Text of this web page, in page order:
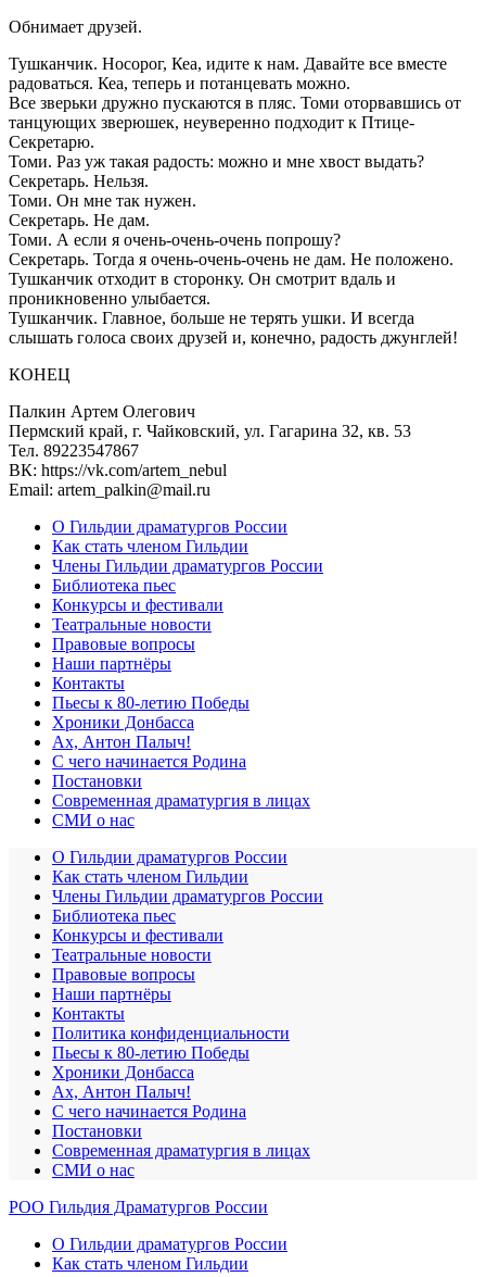
Обнимает друзей.
Тушканчик. Носорог, Кеа, идите к нам. Давайте все вместе
радоваться. Кеа, теперь и потанцевать можно.
Все зверьки дружно пускаются в пляс. Томи оторвавшись от
танцующих зверюшек, неуверенно подходит к Птице-
Секретарю.
Томи. Раз уж такая радость: можно и мне хвост выдать?
Секретарь. Нельзя.
Томи. Он мне так нужен.
Секретарь. Не дам.
Томи. А если я очень-очень-очень попрошу?
Секретарь. Тогда я очень-очень-очень не дам. Не положено.
Тушканчик отходит в сторонку. Он смотрит вдаль и
проникновенно улыбается.
Тушканчик. Главное, больше не терять ушки. И всегда
слышать голоса своих друзей и, конечно, радость джунглей!
КОНЕЦ
Палкин Артем Олегович
Пермский край, г. Чайковский, ул. Гагарина 32, кв. 53
Тел. 89223547867
ВК: https://vk.com/artem_nebul
Email: artem_palkin@mail.ru
О Гильдии драматургов России
Как стать членом Гильдии
Члены Гильдии драматургов России
Библиотека пьес
Конкурсы и фестивали
Театральные новости
Правовые вопросы
Наши партнёры
Контакты
Пьесы к 80-летию Победы
Хроники Донбасса
Ах, Антон Палыч!
С чего начинается Родина
Постановки
Современная драматургия в лицах
СМИ о нас
О Гильдии драматургов России
Как стать членом Гильдии
Члены Гильдии драматургов России
Библиотека пьес
Конкурсы и фестивали
Театральные новости
Правовые вопросы
Наши партнёры
Контакты
Политика конфиденциальности
Пьесы к 80-летию Победы
Хроники Донбасса
Ах, Антон Палыч!
С чего начинается Родина
Постановки
Современная драматургия в лицах
СМИ о нас
РОО Гильдия Драматургов России
О Гильдии драматургов России
Как стать членом Гильдии